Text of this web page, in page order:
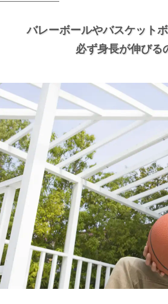
バレーボールやバスケットボ
必ず身長が伸びる